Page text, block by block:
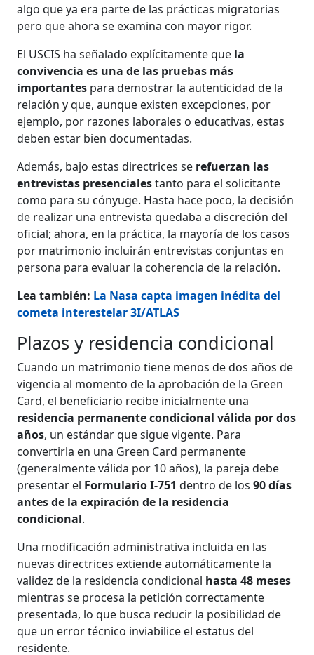
algo que ya era parte de las prácticas migratorias
pero que ahora se examina con mayor rigor.
El USCIS ha señalado explícitamente que la
convivencia es una de las pruebas más
importantes para demostrar la autenticidad de la
relación y que, aunque existen excepciones, por
ejemplo, por razones laborales o educativas, estas
deben estar bien documentadas.
Además, bajo estas directrices se refuerzan las
entrevistas presencialestanto para el solicitante
como para su cónyuge. Hasta hace poco, la decisión
de realizar una entrevista quedaba a discreción del
oficial; ahora, en la práctica, la mayoría de los casos
por matrimonio incluirán entrevistas conjuntas en
persona para evaluar la coherencia de la relación.
Lea también: La Nasa capta imagen inédita del
cometa interestelar 3I/ATLAS
Plazos y residencia condicional
Cuando un matrimonio tiene menos de dos años de
vigencia al momento de la aprobación de la Green
Card, el beneficiario recibe inicialmente una
residencia permanente condicional válida por dos
años, un estándar que sigue vigente. Para
convertirla en una Green Card permanente
(generalmente válida por 10 años), la pareja debe
presentar el Formulario I-751 dentro de los90 días
antes de la expiración de la residencia
condicional.
Una modificación administrativa incluida en las
nuevas directrices extiende automáticamente la
validez de la residencia condicional hasta 48 meses
mientras se procesa la petición correctamente
presentada, lo que busca reducir la posibilidad de
que un error técnico inviabilice el estatus del
residente.